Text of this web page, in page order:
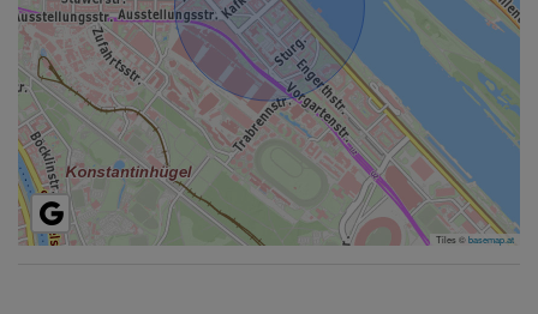
Tiles ©basemap.at